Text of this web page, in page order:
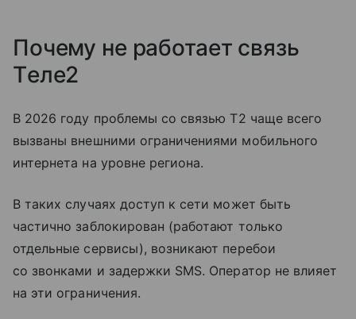
Почему не работает связь
Tеле2
В 2026 году проблемы со связью T2 чаще всего
вызваны внешними ограничениями мобильного
интернета на уровне региона.
В таких случаях доступ к сети может быть
частично заблокирован (работают только
отдельные сервисы), возникают перебои
со звонками и задержки SMS. Оператор не влияет
на эти ограничения.